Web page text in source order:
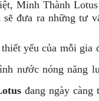
Minh Thành
sẽ đưa ra những tư
yếu của mỗi
nước nóng năng
đang ngày càng